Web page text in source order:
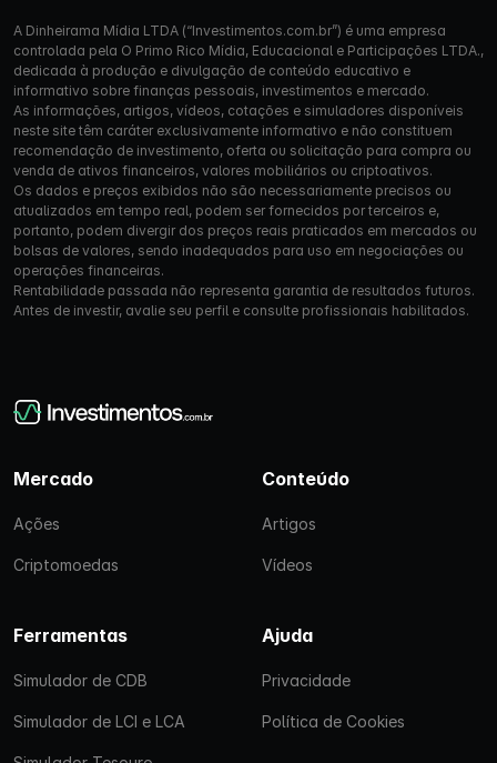
A Dinheirama Mídia LTDA (“Investimentos.com.br”) é uma empresa
controlada pela O Primo Rico Mídia, Educacional e Participações LTDA.,
dedicada à produção e divulgação de conteúdo educativo e
informativo sobre finanças pessoais, investimentos e mercado.
As informações, artigos, vídeos, cotações e simuladores disponíveis
neste site têm caráter exclusivamente informativo e não constituem
recomendação de investimento, oferta ou solicitação para compra ou
venda de ativos financeiros, valores mobiliários ou criptoativos.
Os dados e preços exibidos não são necessariamente precisos ou
atualizados em tempo real, podem ser fornecidos por terceiros e,
portanto, podem divergir dos preços reais praticados em mercados ou
bolsas de valores, sendo inadequados para uso em negociações ou
operações financeiras.
Rentabilidade passada não representa garantia de resultados futuros.
Antes de investir, avalie seu perfil e consulte profissionais habilitados.
Mercado
Ações
Criptomoedas
Conteúdo
Artigos
Vídeos
Ferramentas
Simulador de CDB
Simulador de LCI e LCA
Ajuda
Privacidade
Política de Cookies